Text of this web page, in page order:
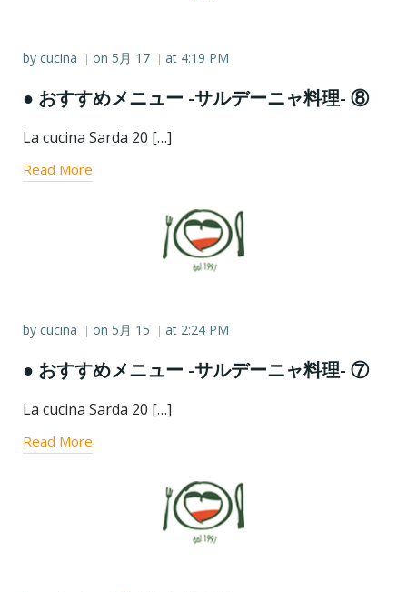
by cucina | on 5月 17 | at 4:19 PM
● おすすめメニュー -サルデーニャ料理- ⑧
La cucina Sarda 20 […]
Read More
by cucina | on 5月 15 | at 2:24 PM
● おすすめメニュー -サルデーニャ料理- ⑦
La cucina Sarda 20 […]
Read More